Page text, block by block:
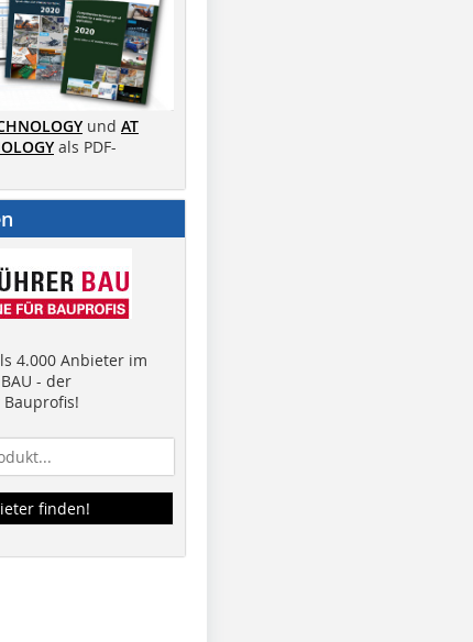
und AT
als PDF-
4.000 Anbieter im
BAU - der
Bauprofis!
finden!